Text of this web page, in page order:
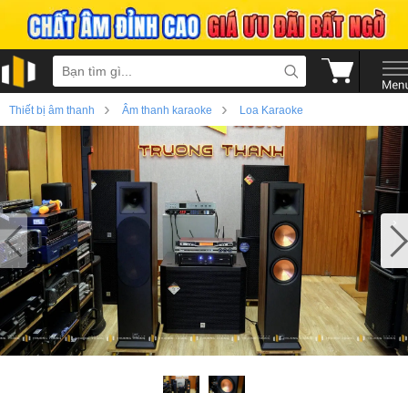
Thiết bị âm thanh › Âm thanh karaoke › Loa Karaoke